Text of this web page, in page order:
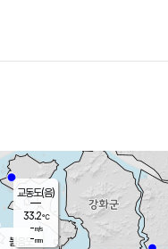
볼음도
교동도(음)
33.2℃
-m/s
-mm